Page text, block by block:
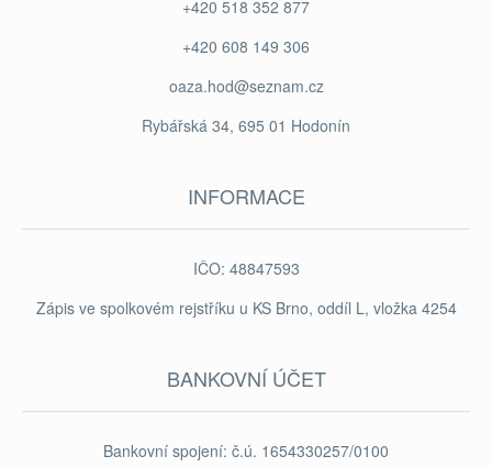
+420 518 352 877
+420 608 149 306
oaza.hod@seznam.cz
Rybářská 34, 695 01 Hodonín
INFORMACE
IČO: 48847593
Zápis ve spolkovém rejstříku u KS Brno, oddíl L, vložka 4254
BANKOVNÍ ÚČET
Bankovní spojení: č.ú. 1654330257/0100